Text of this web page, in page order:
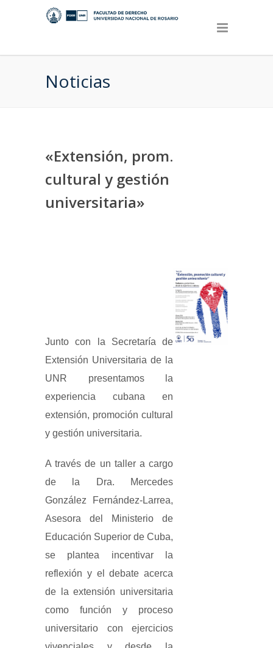
Noticias
«Extensión, prom.
cultural y gestión
universitaria»
Junto con la Secretaría de
Extensión Universitaria de la
UNR presentamos la
experiencia cubana en
extensión, promoción cultural
y gestión universitaria.
A través de un taller a cargo
de la Dra. Mercedes
González Fernández-Larrea,
Asesora del Ministerio de
Educación Superior de Cuba,
se plantea incentivar la
reflexión y el debate acerca
de la extensión universitaria
como función y proceso
universitario con ejercicios